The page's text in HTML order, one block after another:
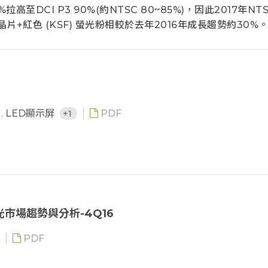
高至DCI P3 90%(約NTSC 80~85%)，因此2017年
片+紅色 (KSF) 螢光粉相較於去年2016年成長趨勢約30%
應用於WCG的市場。
, LED顯示屏 +1
PDF
場趨勢與分析-4Q16
PDF